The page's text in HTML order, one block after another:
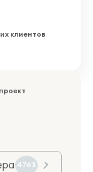
клиентов
4763